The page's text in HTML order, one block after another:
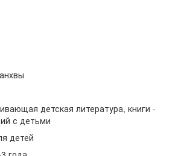
детская литература, книги -
с детьми
детей